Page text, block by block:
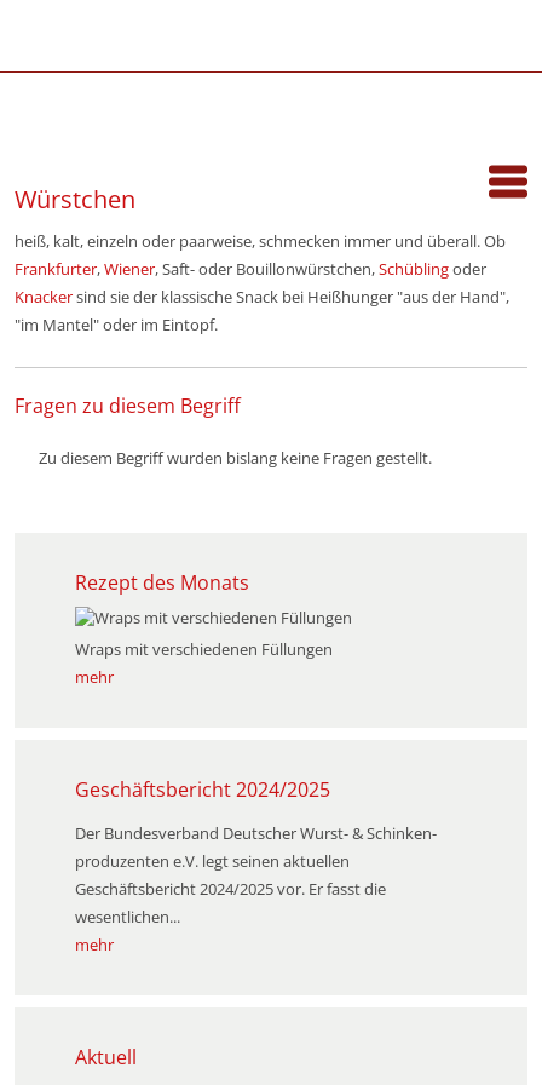
Würstchen
heiß, kalt, einzeln oder paarweise, schmecken immer und überall. Ob
Frankfurter,Wiener, Saft- oder Bouillonwürstchen,Schüblingoder
Knackersind sie der klassische Snack bei Heißhunger "aus der Hand",
"im Mantel" oder im Eintopf.
Fragen zu diesem Begriff
Zu diesem Begriff wurden bislang keine Fragen gestellt.
Rezept des Monats
Wraps mit verschiedenen Füllungen
mehr
Geschäftsbericht 2024/2025
Der Bundesverband Deutscher Wurst- & Schinken­
produzenten e.V. legt seinen aktuellen
Geschäftsbericht 2024/2025 vor. Er fasst die
wesentlichen...
mehr
Aktuell